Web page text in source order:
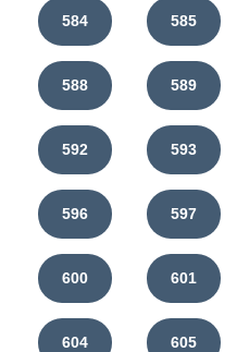
584 585
588 589
592 593
596 597
600 601
604 605